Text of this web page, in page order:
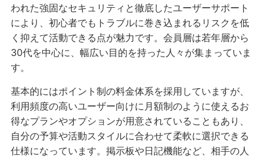
われた強固なセキュリティと徹底したユーザーサポート
により、初心者でもトラブルに巻き込まれるリスクを低
く抑えて活動できる点が魅力です。会員層は若年層から
30代を中心に、幅広い目的を持った人々が集まっていま
す。
基本的にはポイント制の料金体系を採用していますが、
利用頻度の高いユーザー向けに月額制のように使えるお
得なプランやオプションが用意されていることもあり、
自分の予算や活動スタイルに合わせて柔軟に選択できる
仕様になっています。掲示板や日記機能など、相手の人